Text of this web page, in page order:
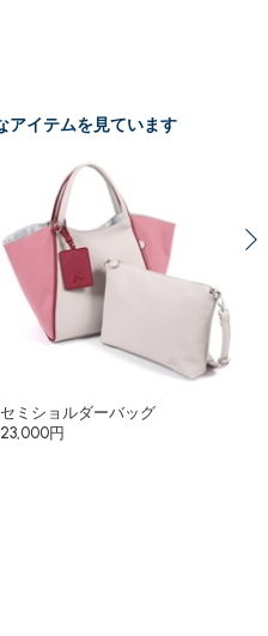
アイテムを見ています
セミショルダーバッグ
23,000円